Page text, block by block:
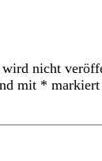
nicht
mit * markiert